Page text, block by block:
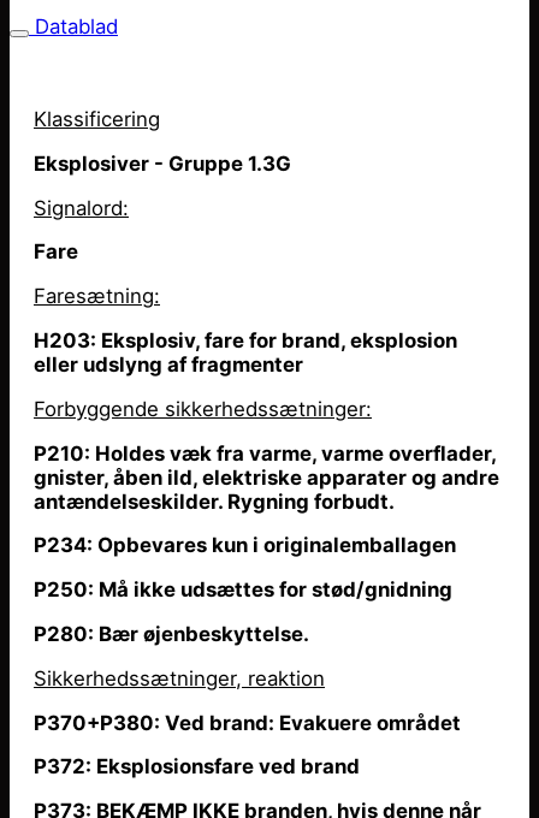
Datablad
Klassificering
Eksplosiver - Gruppe 1.3G
Signalord:
Fare
Faresætning:
H203: Eksplosiv, fare for brand, eksplosion
eller udslyng af fragmenter
Forbyggende sikkerhedssætninger:
P210: Holdes væk fra varme, varme overflader,
gnister, åben ild, elektriske apparater og andre
antændelseskilder. Rygning forbudt.
P234: Opbevares kun i originalemballagen
P250: Må ikke udsættes for stød/gnidning
P280: Bær øjenbeskyttelse.
Sikkerhedssætninger, reaktion
P370+P380: Ved brand: Evakuere området
P372: Eksplosionsfare ved brand
P373: BEKÆMP IKKE branden, hvis denne når